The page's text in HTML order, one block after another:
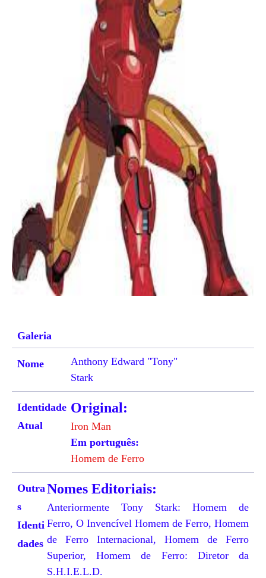
Galeria
Nome
Anthony Edward "Tony"
Stark
Identidade
Atual
Original:
Iron Man
Em português:
Homem de Ferro
Outra
s
Identi
dades
Nomes Editoriais:
Anteriormente Tony Stark: Homem de
Ferro, O Invencível Homem de Ferro, Homem
de Ferro Internacional, Homem de Ferro
Superior,Homem de Ferro: Diretor da
S.H.I.E.L.D.